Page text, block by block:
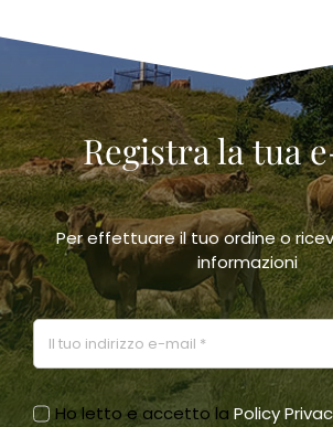
Le
possono
essere
scelte
nella
pagina
del
prodotto
Registra la tua
Per effettuare il tuo ordine o
informazioni
Ho letto e accetto laPolicy